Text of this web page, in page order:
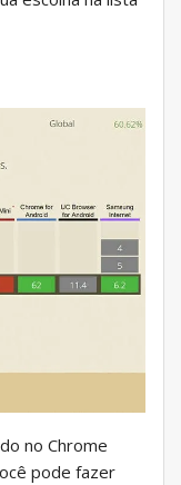
no Chrome
pode fazer